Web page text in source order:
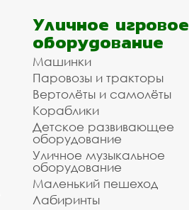
Уличное игровое
оборудование
Машинки
Паровозы и тракторы
Вертолёты и самолёты
Кораблики
Детское развивающее
оборудование
Уличное музыкальное
оборудование
Маленький пешеход
Лабиринты